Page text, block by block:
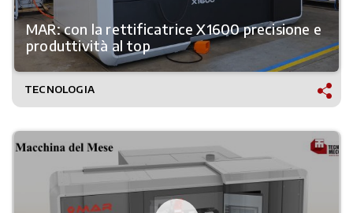
MAR: con la rettificatrice X1600 precisione e
produttività al top
TECNOLOGIA